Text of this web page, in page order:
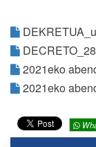
2021eko
2021eko